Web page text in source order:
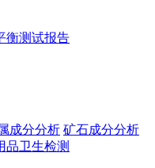
衡测试报告
成分分析 矿石成分分析
品卫生检测